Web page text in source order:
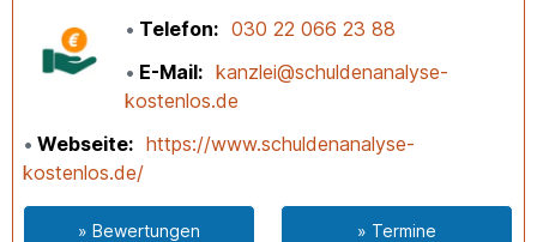
Telefon
030 22 066 23 88
E-Mail
kanzlei@schuldenanalyse-
kostenlos.de
Webseite
https://www.schuldenanalyse-
kostenlos.de/
» Bewertungen » Termine